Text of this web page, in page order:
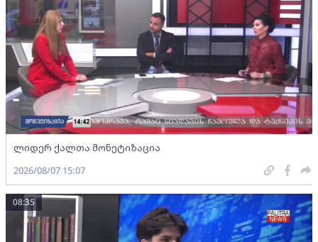
ლიდერ ქალთა მონეტიზაცია
2026/08/07 15:07
08:35